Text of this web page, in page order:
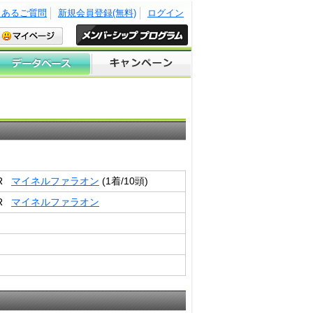
ログイン
新規会員登録(無料)
るご質問
マイネルファラオン (1着/10頭)
マイネルファラオン